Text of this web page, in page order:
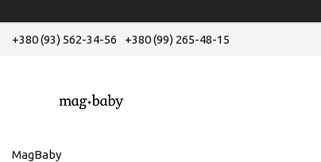
+380 (93) 562-34-56 +380 (99) 265-48-15
MagBaby